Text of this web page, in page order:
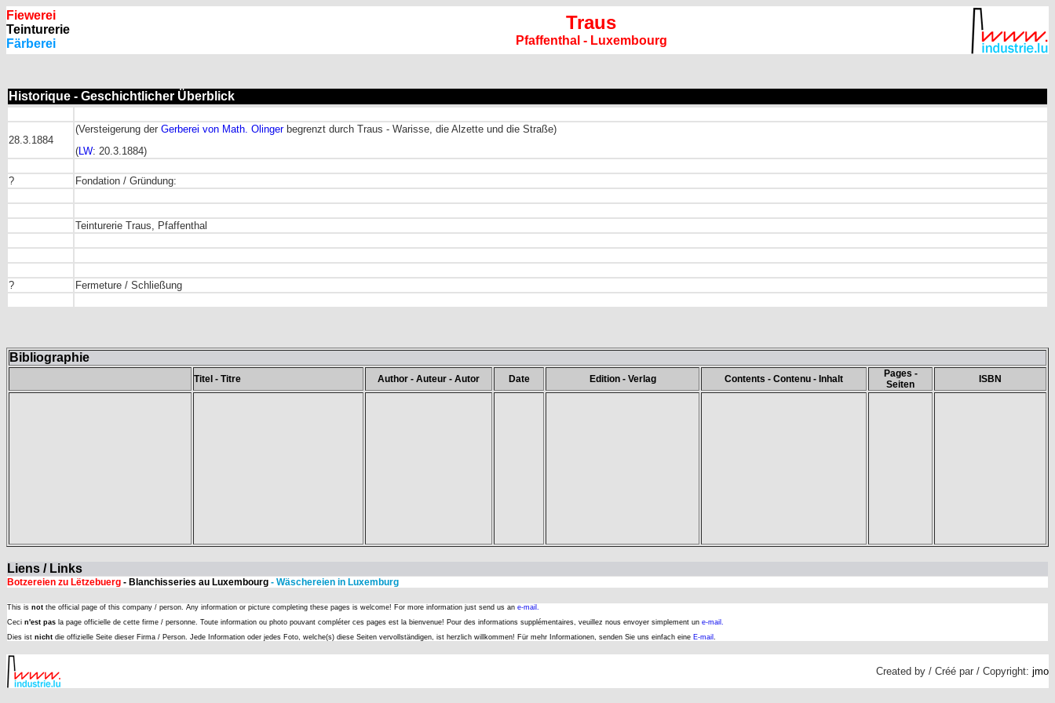
Fiewerei
Teinturerie
Färberei
Traus
Pfaffenthal - Luxembourg
Historique - Geschichtlicher Überblick
28.3.1884
(Versteigerung der Gerberei von Math. Olingerbegrenzt durch Traus - Warisse, die Alzette und die Straße)
(LW: 20.3.1884)
? Fondation / Gründung:
Teinturerie Traus, Pfaffenthal
? Fermeture / Schließung
Bibliographie
Titel - Titre Author - Auteur - Autor Date Edition - Verlag Contents - Contenu - Inhalt
Pages -
Seiten
ISBN
Liens / Links
Botzereien zu Lëtzebuerg - Blanchisseries au Luxembourg - Wäschereien in Luxemburg
This is not the official page of this company / person. Any information or picture completing these pages is welcome! For more information just send us an e-mail.
Ceci n'est pas la page officielle de cette firme / personne. Toute information ou photo pouvant compléter ces pages est la bienvenue! Pour des informations supplémentaires, veuillez nous envoyer simplement un e-mail.
Dies ist nicht die offizielle Seite dieser Firma / Person. Jede Information oder jedes Foto, welche(s) diese Seiten vervollständigen, ist herzlich willkommen! Für mehr Informationen, senden Sie uns einfach eine E-mail .
Created by / Créé par / Copyright: jmo